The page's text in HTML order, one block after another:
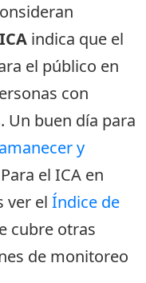
indica que el
el público en
con
Un buen día para
amanecer y
el ICA en
ver el Índice de
cubre otras
de monitoreo